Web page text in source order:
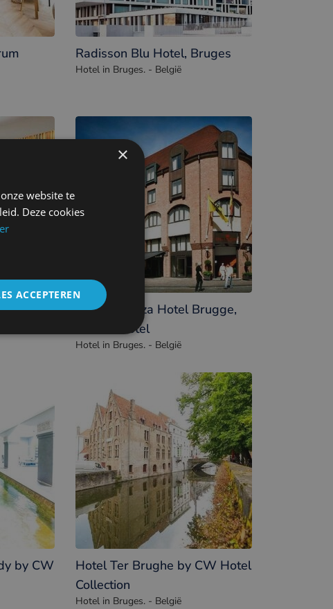
Radisson Blu Hotel, Bruges
Hotel in Bruges. - België
Crowne Plaza Hotel Brugge,
an IHG Hotel
Hotel in Bruges. - België
by CW
Hotel Ter Brughe by CW Hotel
Collection
Hotel in Bruges. - België
×
website te
Deze cookies
ACCEPTEREN